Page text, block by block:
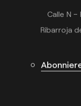
Calle N –
Ribarroja